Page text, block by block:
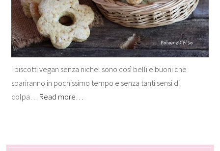
I biscotti vegan senza nichel sono così belli e buoni che
spariranno in pochissimo tempo e senza tanti sensi di
colpa… Read more…